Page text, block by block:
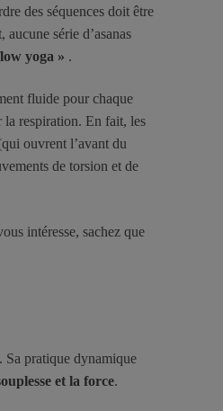
des séquences doit être
série d’asanas
yoga » .
fluide pour chaque
la respiration. En fait, les
ouvrent l’avant du
de torsion et de
intéresse, sachez que
Sa pratique dynamique
et la force.